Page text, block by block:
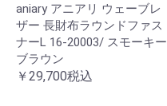
aniary アニアリ ウェーブレ
ザー 長財布ラウンドファス
ナーL 16-20003/ スモーキー
ブラウン
￥29,700税込